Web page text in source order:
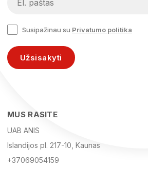
Susipažinau su Privatumo politika
Užsisakyti
MUS RASITE
UAB ANIS
Islandijos pl. 217-10, Kaunas
+37069054159